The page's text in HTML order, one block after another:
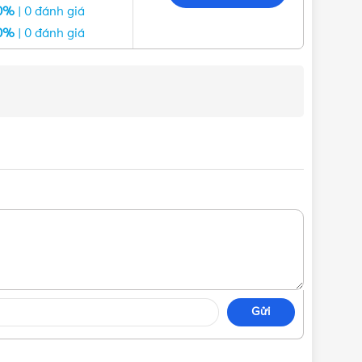
chuẩn quốc tế IEC và được thế giới công nhận. Sản
| 0 đánh giá
| 0 đánh giá
Gửi